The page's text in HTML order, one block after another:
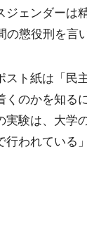
ジェンダーは
の懲役刑を言
スト紙は「民
くのかを知る
実験は、大学
行われている